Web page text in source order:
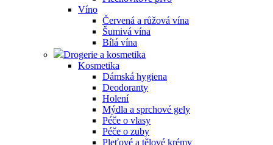
Víno
Červená a růžová vína
Šumivá vína
Bílá vína
Drogerie a kosmetika
Kosmetika
Dámská hygiena
Deodoranty
Holení
Mýdla a sprchové gely
Péče o vlasy
Péče o zuby
Pleťové a tělové krémy